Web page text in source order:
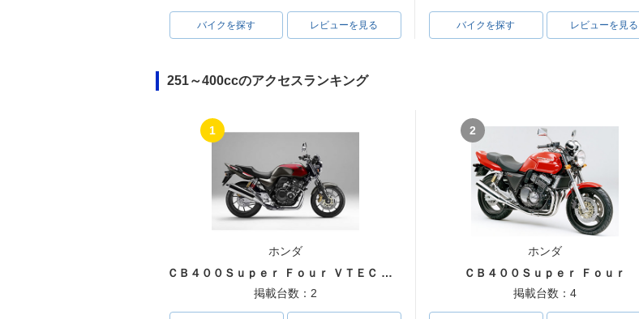
バイクを探す レビューを見る バイクを探す レビューを見る
251～400ccのアクセスランキング
1
ホンダ
ＣＢ４００Ｓｕｐｅｒ Ｆｏｕｒ ＶＴＥＣ ＳＰＥＣ３
掲載台数：2
2
ホンダ
ＣＢ４００Ｓｕｐｅｒ Ｆｏｕｒ
掲載台数：4